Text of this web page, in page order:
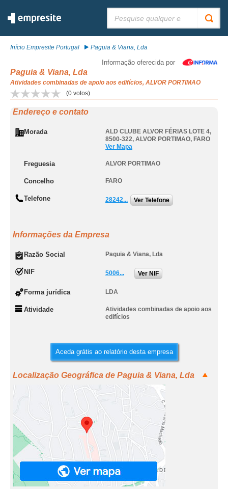
Início Empresite Portugal Paguia & Viana, Lda
Informação oferecida por
Paguia & Viana, Lda
Atividades combinadas de apoio aos edifícios, ALVOR PORTIMAO
(0 votos)
Endereço e contato
Morada
ALD CLUBE ALVOR FÉRIAS LOTE 4,
8500-322, ALVOR PORTIMAO, FARO
Ver Mapa
Freguesia ALVOR PORTIMAO
Concelho FARO
Telefone 28242... Ver Telefone
Informações da Empresa
Razão Social Paguia & Viana, Lda
NIF 5006... Ver NIF
Forma jurídica LDA
Atividade
Atividades combinadas de apoio aos
edifícios
Aceda grátis ao relatório desta empresa
Localização Geográfica de Paguia & Viana, Lda